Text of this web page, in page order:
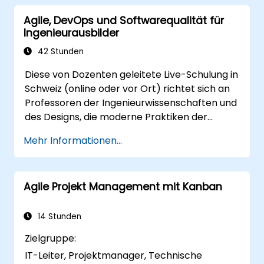
zusammenarbeiten können, um den
Entwicklungsprozess zu unterstützen. In
einem simulierten Projekt üben die
Teilnehmenden häufige Szenarien nach.
Agile, DevOps und Softwarequalität für
Ingenieurausbilder
42 Stunden
Diese von Dozenten geleitete Live-Schulung in
Schweiz (online oder vor Ort) richtet sich an
Professoren der Ingenieurwissenschaften und
des Designs, die moderne Praktiken der
und in den Bereichen Systemtechnik,
Bauingenieurwesen, Design und Architektur
lehren möchten.
Mehr Informationen...
Agile Projekt Management mit Kanban
14 Stunden
Zielgruppe:
IT-Leiter, Projektmanager, Technische